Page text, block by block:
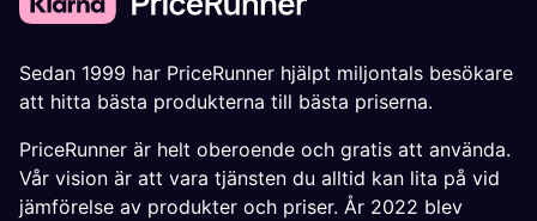
Sedan 1999 har PriceRunner hjälpt miljontals besökare
att hitta bästa produkterna till bästa priserna.
PriceRunner är helt oberoende och gratis att använda.
Vår vision är att vara tjänsten du alltid kan lita på vid
jämförelse av produkter och priser. År 2022 blev